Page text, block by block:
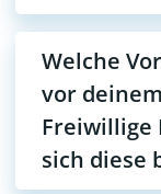
Welche
vor
Freiwillige
sich diese